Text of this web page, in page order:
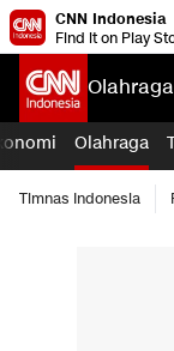
CNN Indonesia
Find it on Play
Olahraga
Olahraga
Timnas Indonesia